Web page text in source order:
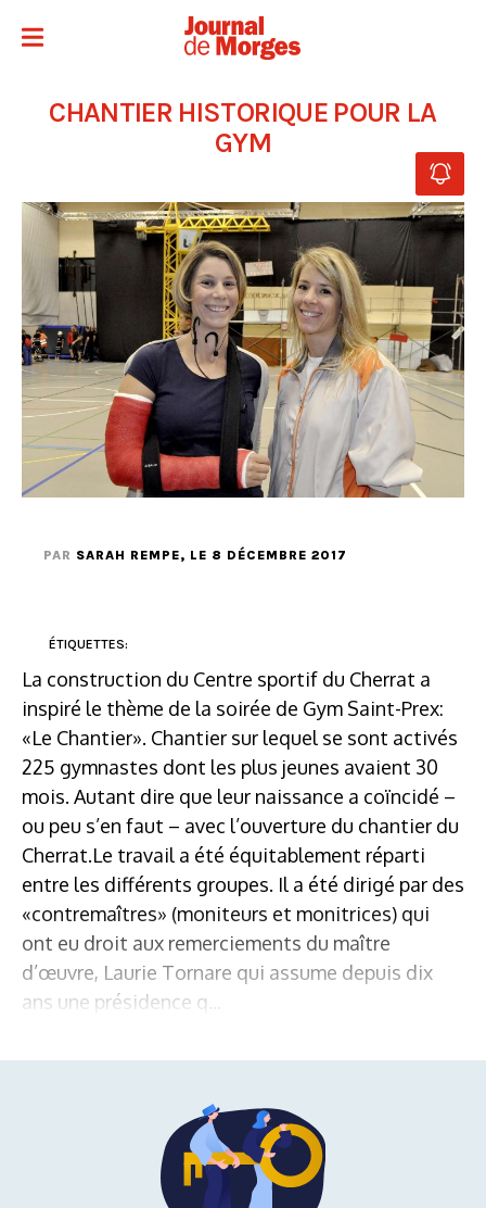
CHANTIER HISTORIQUE POUR LA
GYM
PAR SARAH REMPE, LE 8 DÉCEMBRE 2017
ÉTIQUETTES:
La construction du Centre sportif du Cherrat a
inspiré le thème de la soirée de Gym Saint-Prex:
«Le Chantier». Chantier sur lequel se sont activés
225 gymnastes dont les plus jeunes avaient 30
mois. Autant dire que leur naissance a coïncidé –
ou peu s’en faut – avec l’ouverture du chantier du
Cherrat.Le travail a été équitablement réparti
entre les différents groupes. Il a été dirigé par des
«contremaîtres» (moniteurs et monitrices) qui
ont eu droit aux remerciements du maître
d’œuvre, Laurie Tornare qui assume depuis dix
ans une présidence q...